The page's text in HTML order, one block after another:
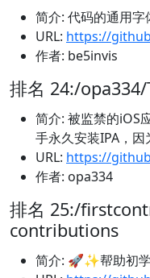
简介: 代码的通用字
URL: https://
作者: be5invis
排名 24:/
简介: 被监禁的iOS
手永久安装IPA，
URL: https://
作者: opa334
排名 25:/
contributions
简介: 🚀✨帮助初